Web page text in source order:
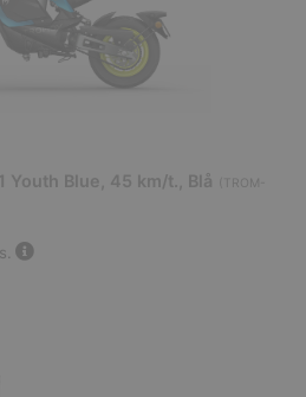
Youth Blue, 45 km/t., Blå
TROM-